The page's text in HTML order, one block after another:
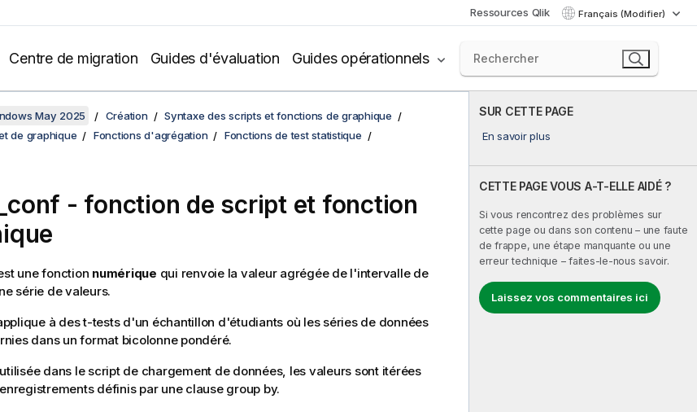
Ressources Qlik Français (Modifier)
Centre de migration Guides d'évaluation Guides opérationnels
SUR CETTE PAGE
En savoir plus
CETTE PAGE VOUS A-T-ELLE AIDÉ ?
Si vous rencontrez des problèmes sur
cette page ou dans son contenu – une faute
de frappe, une étape manquante ou une
erreur technique – faites-le-nous savoir.
Laissez vos commentaires ici
May 2025 Création
Syntaxe des scripts et fonctions de graphique
de graphique
Fonctions d'agrégation
Fonctions de test statistique
- fonction de script et fonction
une fonction numérique qui renvoie la valeur agrégée de l'intervalle de
série de valeurs.
à des t-tests d'un échantillon d'étudiants où les séries de données
dans un format bicolonne pondéré.
dans le script de chargement de données, les valeurs sont itérées
définis par une clause group by.